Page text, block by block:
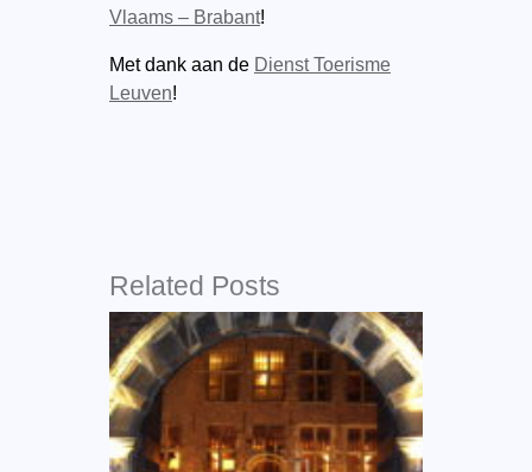
Vlaams – Brabant!
Met dank aan de Dienst Toerisme
Leuven!
Related Posts